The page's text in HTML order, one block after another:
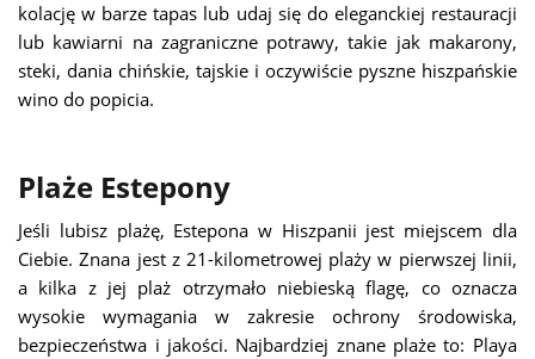
kolację w barze tapas lub udaj się do eleganckiej restauracji
lub kawiarni na zagraniczne potrawy, takie jak makarony,
steki, dania chińskie, tajskie i oczywiście pyszne hiszpańskie
wino do popicia.
Plaże Estepony
Jeśli lubisz plażę, Estepona w Hiszpanii jest miejscem dla
Ciebie. Znana jest z 21-kilometrowej plaży w pierwszej linii,
a kilka z jej plaż otrzymało niebieską flagę, co oznacza
wysokie wymagania w zakresie ochrony środowiska,
bezpieczeństwa i jakości. Najbardziej znane plaże to: Playa